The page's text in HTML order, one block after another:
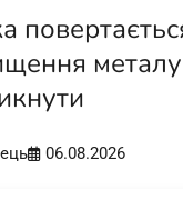
металу
06.08.2026